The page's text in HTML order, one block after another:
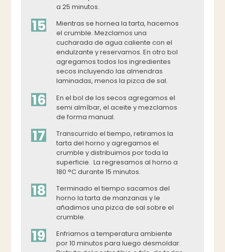
a 25 minutos.
15
Mientras se hornea la tarta, hacemos
el crumble. Mezclamos una
cucharada de agua caliente con el
endulzante y reservamos. En otro bol
agregamos todos los ingredientes
secos incluyendo las almendras
laminadas, menos la pizca de sal.
16
En el bol de los secos agregamos el
semi almíbar, el aceite y mezclamos
de forma manual.
17
Transcurrido el tiempo, retiramos la
tarta del horno y agregamos el
crumble y distribuimos por toda la
superficie. La regresamos al horno a
180 °C durante 15 minutos.
18
Terminado el tiempo sacamos del
horno la tarta de manzanas y le
añadimos una pizca de sal sobre el
crumble.
19
Enfriamos a temperatura ambiente
por 10 minutos para luego desmoldar.